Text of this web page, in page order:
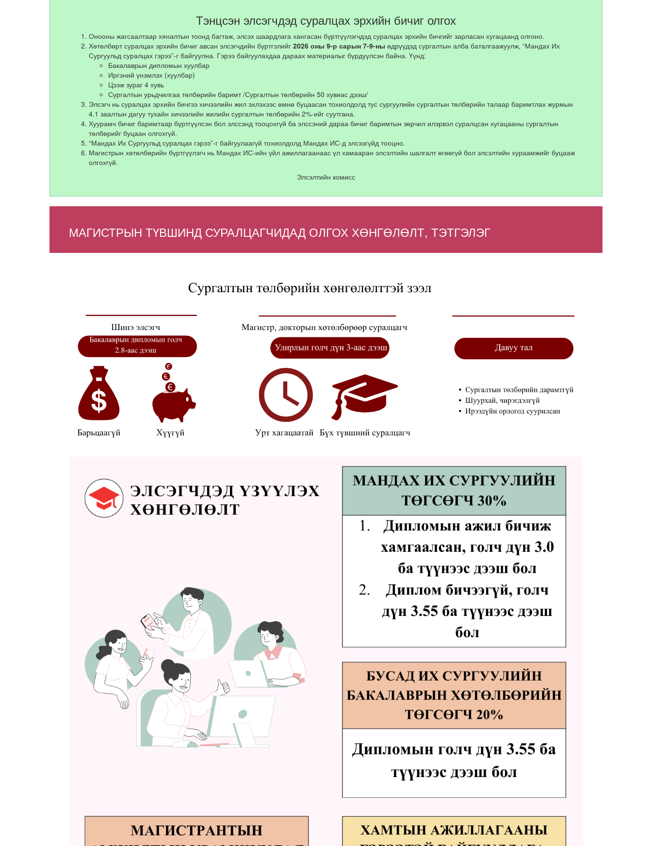
Тэнцсэн элсэгчдэд суралцах эрхийн бичиг олгох
Онооны жагсаалтаар хяналтын тоонд багтаж, элсэх шаардлага хангасан бүртгүүлэгчдэд суралцах эрхийн бичгийг зарласан хугацаанд олгоно.
Хөтөлбөрт суралцах эрхийн бичиг авсан элсэгчдийн бүртгэлийг 2026 оны 9-р сарын 7-9-ны өдрүүдэд сургалтын алба баталгаажуулж, “Мандах Их
Сургуульд суралцах гэрээ”-г байгуулна. Гэрээ байгуулахдаа дараах материалыг бүрдүүлсэн байна. Үүнд:
Бакалаврын дипломын хуулбар
Иргэний үнэмлэх (хуулбар)
Цээж зураг 4 хувь
Сургалтын урьдчилгаа төлбөрийн баримт /Сургалтын төлбөрийн 50 хувиас дээш/
Элсэгч нь суралцах эрхийн бичгээ хичээлийн жил эхлэхээс өмнө буцаасан тохиолдолд тус сургуулийн сургалтын төлбөрийн талаар баримтлах журмын
4.1 заалтын дагуу тухайн хичээлийн жилийн сургалтын төлбөрийн 2%-ийг суутгана.
Хуурамч бичиг баримтаар бүртгүүлсэн бол элссэнд тооцохгүй ба элссэний дараа бичиг баримтын зөрчил илэрвэл суралцсан хугацааны сургалтын
төлбөрийг буцаан олгохгүй.
“Мандах Их Сургуульд суралцах гэрээ”-г байгуулаагүй тохиолдолд Мандах ИС-д элсээгүйд тооцно.
Магистрын хөтөлбөрийн бүртгүүлэгч нь Мандах ИС-ийн үйл ажиллагаанаас үл хамааран элсэлтийн шалгалт өгөөгүй бол элсэлтийн хураамжийг буцааж
олгохгүй.
Элсэлтийн комисс
МАГИСТРЫН ТҮВШИНД СУРАЛЦАГЧИДАД ОЛГОХ ХӨНГӨЛӨЛТ, ТЭТГЭЛЭГ